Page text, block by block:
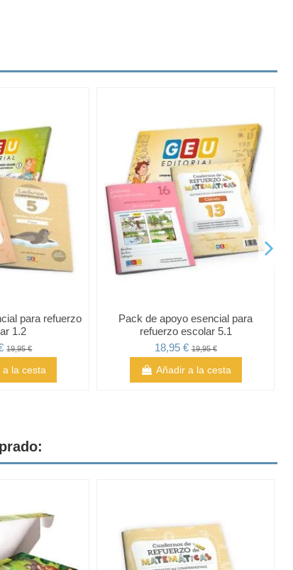
para refuerzo
1.2
19,95 €
a la cesta
Pack de apoyo esencial para
refuerzo escolar 5.1
18,95 €19,95 €
Añadir a la cesta